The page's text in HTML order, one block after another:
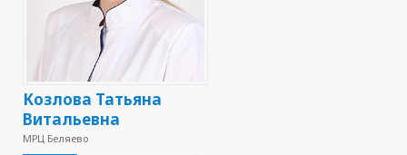
Козлова Татьяна
Витальевна
МРЦ Беляево